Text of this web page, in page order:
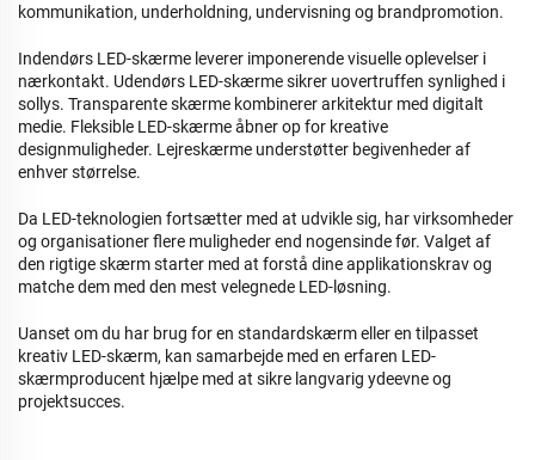
kommunikation, underholdning, undervisning og brandpromotion.
Indendørs LED-skærme leverer imponerende visuelle oplevelser i
nærkontakt. Udendørs LED-skærme sikrer uovertruffen synlighed i
sollys. Transparente skærme kombinerer arkitektur med digitalt
medie. Fleksible LED-skærme åbner op for kreative
designmuligheder. Lejreskærme understøtter begivenheder af
enhver størrelse.
Da LED-teknologien fortsætter med at udvikle sig, har virksomheder
og organisationer flere muligheder end nogensinde før. Valget af
den rigtige skærm starter med at forstå dine applikationskrav og
matche dem med den mest velegnede LED-løsning.
Uanset om du har brug for en standardskærm eller en tilpasset
kreativ LED-skærm, kan samarbejde med en erfaren LED-
skærmproducent hjælpe med at sikre langvarig ydeevne og
projektsucces.